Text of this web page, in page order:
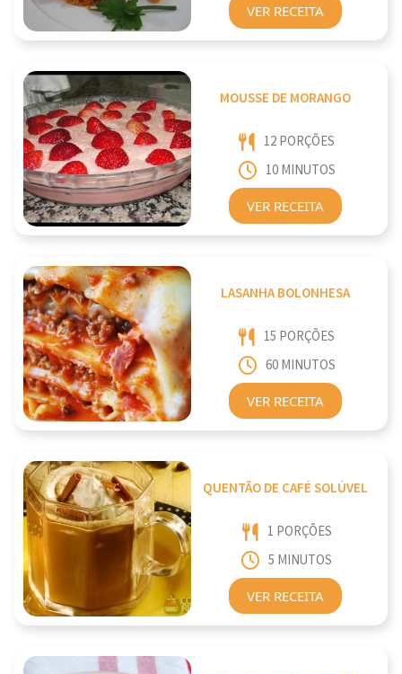
VER RECEITA
MOUSSE DE MORANGO
12 PORÇÕES
10 MINUTOS
VER RECEITA
LASANHA BOLONHESA
15 PORÇÕES
60 MINUTOS
VER RECEITA
QUENTÃO DE CAFÉ SOLÚVEL
1 PORÇÕES
5 MINUTOS
VER RECEITA